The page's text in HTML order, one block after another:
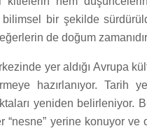
bilimsel bir şekilde
de doğum
yer aldığı Avrupa
hazırlanıyor. Tarih
yeniden
“nesne” yerine konuyor